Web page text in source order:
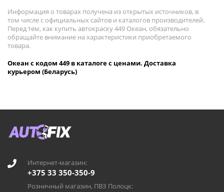
Информация о товарах получена из открытых источников, в
том числе с официальных сайтов и каталогов производителей.
Перед тем, как купить автокраску 449 Океан, обязательно
обращайте внимание на характеристики приобретаемого
товара.
Океан с кодом 449 в каталоге с ценами. Доставка
курьером (Беларусь)
Интернет-магазин:
+375 33 350-350-9
Розничный магазин, ПВЗ Полоцк: